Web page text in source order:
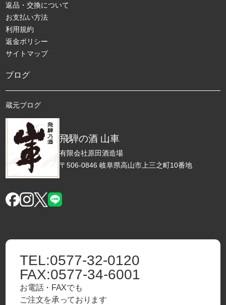
飛騨の酒 山車
有限会社原田酒造場
〒506-0846 岐阜県高山市上三之町10番地
返品・交換について
お支払い方法
利用規約
返金ポリシー
サイトマップ
ブログ
蔵元ブログ
TEL:0577-32-0120
FAX:0577-34-6001
お電話・FAXでも
ご注文を承っております